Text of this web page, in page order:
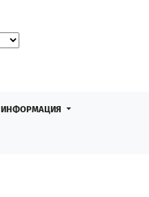
ИНФОРМАЦИЯ